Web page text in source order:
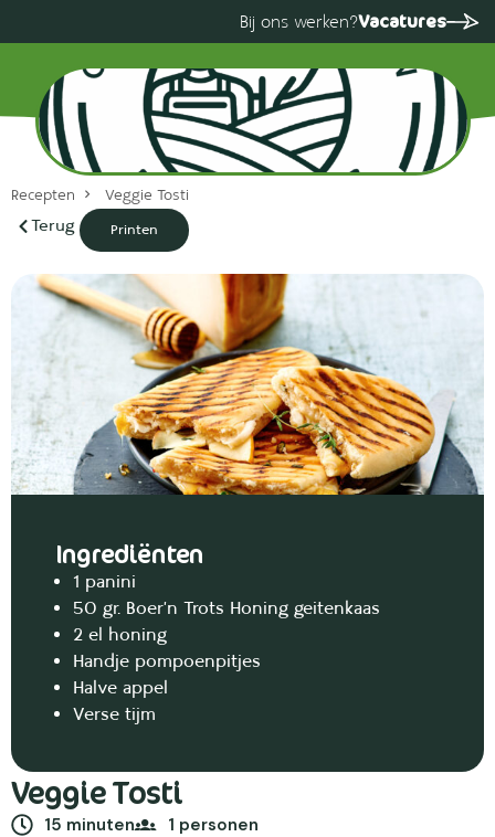
Bij ons werken?Vacatures
Recepten Veggie Tosti
Terug Printen
Ingrediënten
1 panini
50 gr. Boer’n Trots Honing geitenkaas
2 el honing
Handje pompoenpitjes
Halve appel
Verse tijm
Veggie Tosti
15 minuten 1 personen